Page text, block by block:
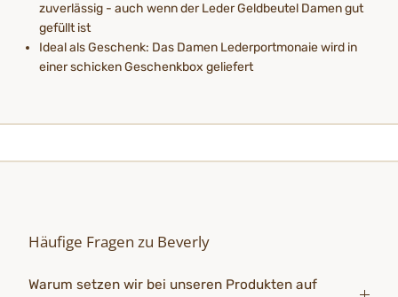
zuverlässig - auch wenn der Leder Geldbeutel Damen gut
gefüllt ist
Ideal als Geschenk: Das Damen Lederportmonaie wird in
einer schicken Geschenkbox geliefert
Häufige Fragen zu Beverly
Warum setzen wir bei unseren Produkten auf